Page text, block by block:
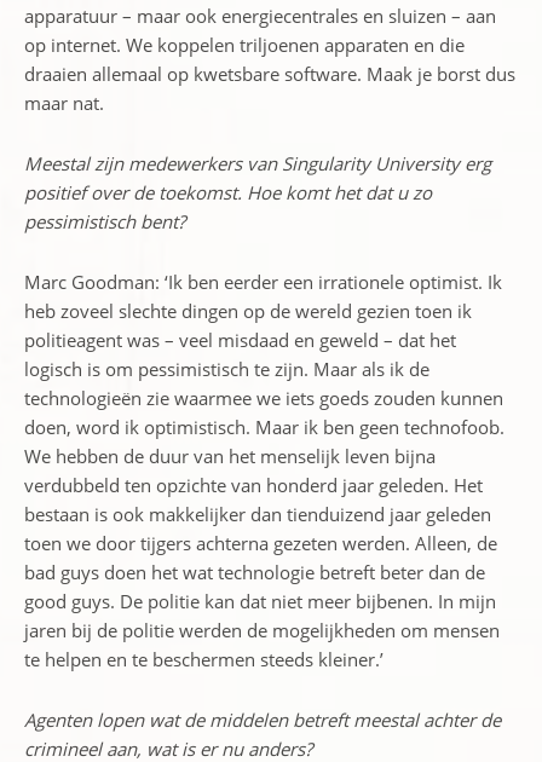
apparatuur – maar ook energiecentrales en sluizen – aan
op internet. We koppelen triljoenen apparaten en die
draaien allemaal op kwetsbare software. Maak je borst dus
maar nat.
Meestal zijn medewerkers van Singularity University erg
positief over de toekomst. Hoe komt het dat u zo
pessimistisch bent?
Marc Goodman: ‘Ik ben eerder een irrationele optimist. Ik
heb zoveel slechte dingen op de wereld gezien toen ik
politieagent was – veel misdaad en geweld – dat het
logisch is om pessimistisch te zijn. Maar als ik de
technologieën zie waarmee we iets goeds zouden kunnen
doen, word ik optimistisch. Maar ik ben geen technofoob.
We hebben de duur van het menselijk leven bijna
verdubbeld ten opzichte van honderd jaar geleden. Het
bestaan is ook makkelijker dan tienduizend jaar geleden
toen we door tijgers achterna gezeten werden. Alleen, de
bad guys doen het wat technologie betreft beter dan de
good guys. De politie kan dat niet meer bijbenen. In mijn
jaren bij de politie werden de mogelijkheden om mensen
te helpen en te beschermen steeds kleiner.’
Agenten lopen wat de middelen betreft meestal achter de
crimineel aan, wat is er nu anders?